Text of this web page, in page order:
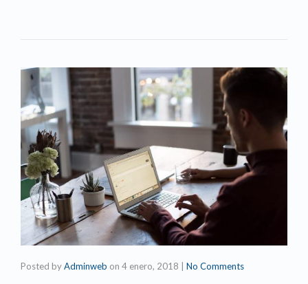
Posted byAdminweb on 4 enero, 2018 No Comments